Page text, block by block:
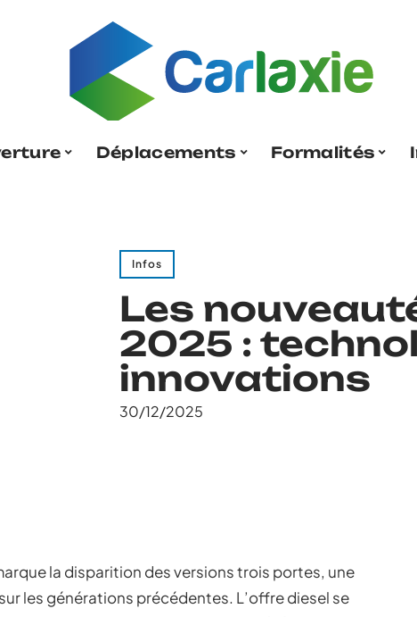
Déplacements Formalités
Infos
Les
2025 :
innovations
30/12/2025
la disparition des versions trois portes, une
les générations précédentes. L’offre diesel se